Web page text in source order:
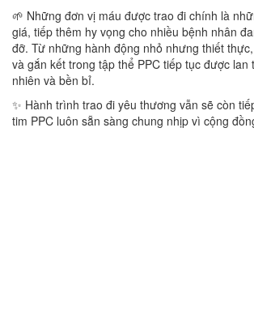
🌱 Những đơn vị máu được trao đi chính là
giá, tiếp thêm hy vọng cho nhiều bệnh nhân
đỡ. Từ những hành động nhỏ nhưng thiết
và gắn kết trong tập thể PPC tiếp tục được lan
nhiên và bền bỉ.
✨ Hành trình trao đi yêu thương vẫn sẽ còn
tim PPC luôn sẵn sàng chung nhịp vì cộng